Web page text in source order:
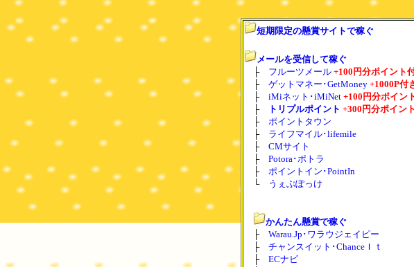
短期限定の懸賞サイトで稼ぐ
メールを受信して稼ぐ
├ フルーツメール +100円分ポイント
├ ゲットマネー･GetMoney +1000P付
├ iMiネット･iMiNet +100円分ポイン
├
トリプルポイント +300円分ポイン
├ ポイントタウン
├ ライフマイル･lifemile
├ CMサイト
├ Potora･ポトラ
├ ポイントイン･PointIn
└
うぇぶぽっけ
かんたん懸賞で稼ぐ
├ Warau.Jp･ワラウジェイピー
├ チャンスイット･ChanceＩｔ
├ ECナビ